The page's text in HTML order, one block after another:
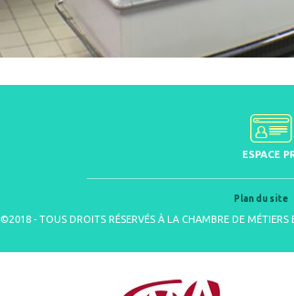
ESPACE
Plan du site
©2018 - TOUS DROITS RÉSERVÉS À LA CHAMBRE DE